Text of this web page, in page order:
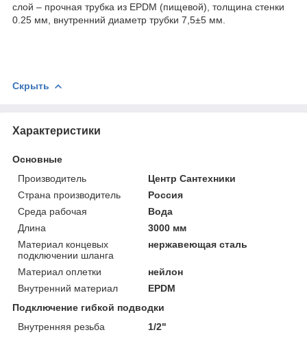
слой – прочная трубка из EPDM (пищевой), толщина стенки
0.25 мм, внутренний диаметр трубки 7,5±5 мм.
Скрыть
Характеристики
Основные
Производитель
Центр Сантехники
Страна производитель
Россия
Среда рабочая
Вода
Длина
3000 мм
Материал концевых
подключении шланга
нержавеющая сталь
Материал оплетки
нейлон
Внутренний материал
EPDM
Подключение гибкой подводки
Внутренняя резьба
1/2"